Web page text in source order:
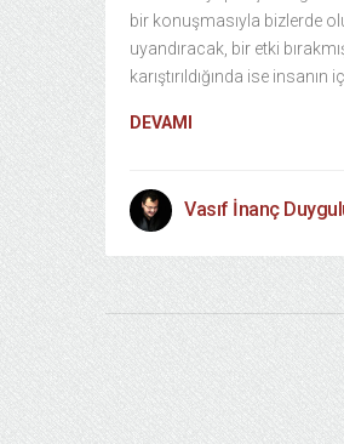
bir konuşmasıyla bizlerde
uyandıracak, bir etki
karıştırıldığında ise
DEVAMI
Vasıf İnanç